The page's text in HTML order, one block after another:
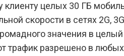
клиенту целых 30 ГБ
скорости в сетях 2G, 3G
значения в
трафик разрешено в любых